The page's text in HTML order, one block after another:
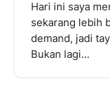
Hari ini saya
sekarang lebih
demand, jadi
Bukan lagi…